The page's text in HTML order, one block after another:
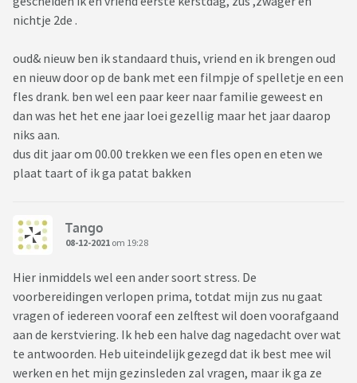
speelt, waardoor het misschien extra moeilijk of juist
makkelijker wordt, maar bij ons is het gezelschap nooit zo
groot dat het echt voor problemen zorgt dus dat is niet echt
een factor nu.)
nichtje 2de .
oud& nieuw ben ik standaard thuis, vriend en ik brengen oud
en nieuw door op de bank met een filmpje of spelletje en een
fles drank. ben wel een paar keer naar familie geweest en
dan was het het ene jaar loei gezellig maar het jaar daarop
niks aan.
dus dit jaar om 00.00 trekken we een fles open en eten we
plaat taart of ik ga patat bakken
Tango
08-12-2021 om 19:28
Hier inmiddels wel een ander soort stress. De
voorbereidingen verlopen prima, totdat mijn zus nu gaat
vragen of iedereen vooraf een zelftest wil doen voorafgaand
aan de kerstviering. Ik heb een halve dag nagedacht over wat
te antwoorden. Heb uiteindelijk gezegd dat ik best mee wil
werken en het mijn gezinsleden zal vragen, maar ik ga ze